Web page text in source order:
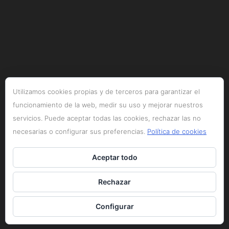
Utilizamos cookies propias y de terceros para garantizar el
funcionamiento de la web, medir su uso y mejorar nuestros
servicios. Puede aceptar todas las cookies, rechazar las no
necesarias o configurar sus preferencias. Política de cookies
Aceptar todo
Rechazar
Configurar